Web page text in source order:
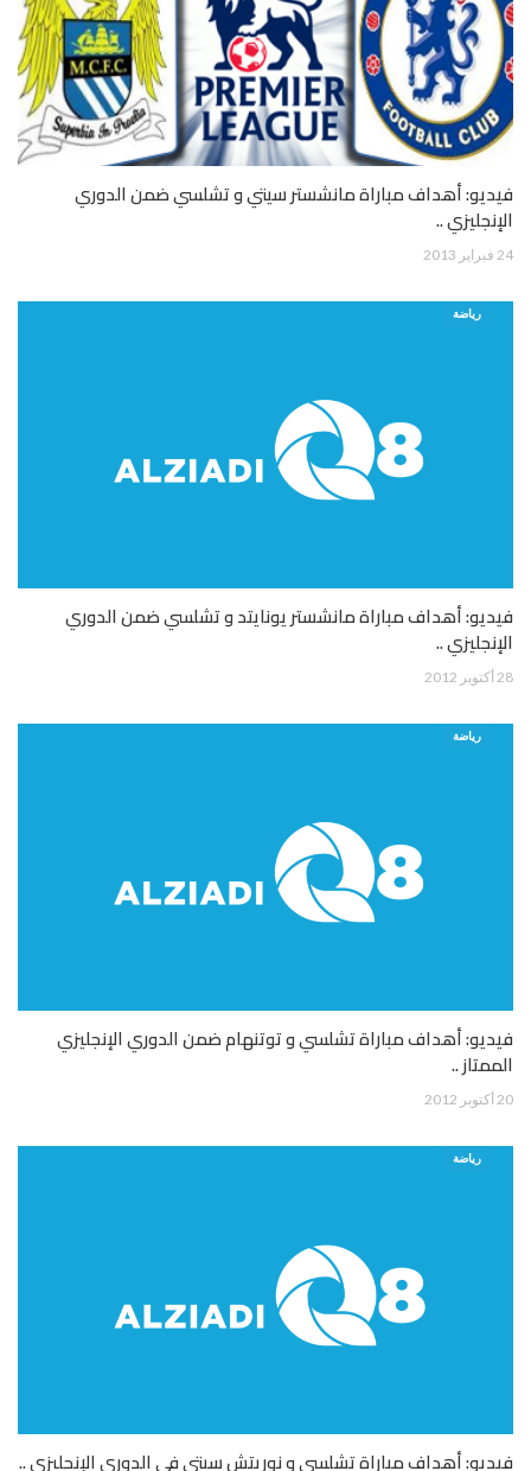
فيديو: أهداف مباراة مانشستر سيتي و تشلسي ضمن الدوري
الإنجليزي ..
24 فبراير 2013
رياضة
فيديو: أهداف مباراة مانشستر يونايتد و تشلسي ضمن الدوري
الإنجليزي ..
28 أكتوبر 2012
رياضة
فيديو: أهداف مباراة تشلسي و توتنهام ضمن الدوري الإنجليزي
الممتاز ..
20 أكتوبر 2012
رياضة
فيديو: أهداف مباراة تشلسي و نوريتش سيتي في الدوري الإنجليزي ..